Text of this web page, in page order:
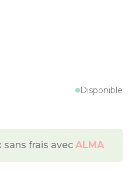
Disponible
sans frais avec ALMA